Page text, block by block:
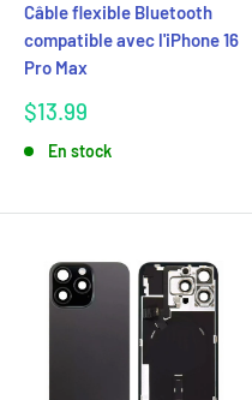
Câble flexible Bluetooth
compatible avec l'iPhone 16
Pro Max
Prix
$13.99
En stock